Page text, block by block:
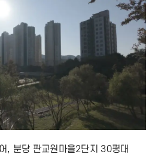
, 분당 판교원마을2단지 30평대